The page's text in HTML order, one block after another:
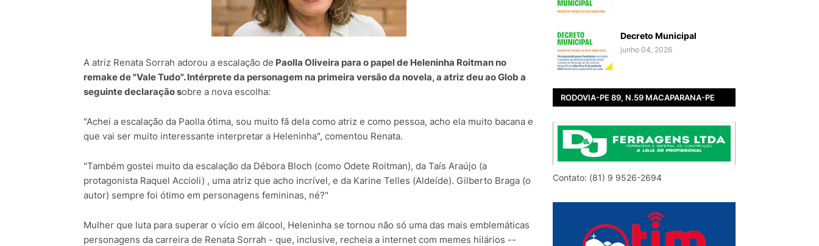
A atriz Renata Sorrah adorou a escalação de Paolla Oliveira para o papel de Heleninha Roitman no
remake de "Vale Tudo". Intérprete da personagem na primeira versão da novela, a atriz deu ao Glob a
seguinte declaração sobre a nova escolha:
"Achei a escalação da Paolla ótima, sou muito fã dela como atriz e como pessoa, acho ela muito bacana e
que vai ser muito interessante interpretar a Heleninha", comentou Renata.
"Também gostei muito da escalação da Débora Bloch (como Odete Roitman), da Taís Araújo (a
protagonista Raquel Accioli) , uma atriz que acho incrível, e da Karine Telles (Aldeíde). Gilberto Braga (o
autor) sempre foi ótimo em personagens femininas, né?"
Mulher que luta para superar o vício em álcool, Heleninha se tornou não só uma das mais emblemáticas
personagens da carreira de Renata Sorrah - que, inclusive, recheia a internet com memes hilários --
Decreto Municipal
junho 04, 2026
RODOVIA-PE 89, N.59 MACAPARANA-PE
Contato: (81) 9 9526-2694